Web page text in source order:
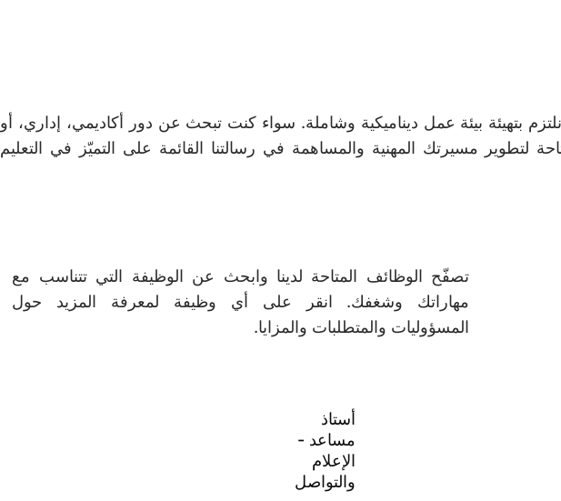
نلتزم بتهيئة بيئة عمل ديناميكية وشاملة. سواء كنت تبحث عن دور أكاديمي، إداري، أو
لتطوير مسيرتك المهنية والمساهمة في رسالتنا القائمة على التميّز في التعليم
تصفّح الوظائف المتاحة لدينا وابحث عن الوظيفة التي تتناسب مع
مهاراتك وشغفك. انقر على أي وظيفة لمعرفة المزيد حول
المسؤوليات والمتطلبات والمزايا.
أستاذ
مساعد -
الإعلام
والتواصل